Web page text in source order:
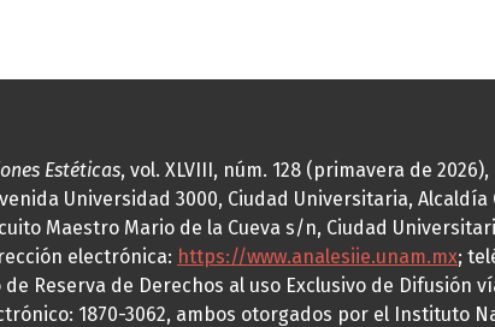
Estéticas, vol. XLVIII, núm. 128 (primavera de
Universidad 3000, Ciudad Universitaria,
Maestro Mario de la Cueva s/n, Ciudad
electrónica: https://www.analesiie.unam.mx;
Reserva de Derechos al uso Exclusivo de Difusión
1870-3062, ambos otorgados por el Instituto